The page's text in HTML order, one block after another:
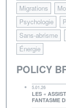
Migrations
Psychologie
Sans-abrisme
Énergie
POLICY
5.01.26
LES «
FANTASME